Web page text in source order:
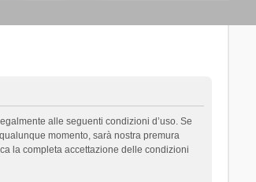
alle seguenti condizioni d’uso. Se
momento, sarà nostra premura
la completa accettazione delle condizioni